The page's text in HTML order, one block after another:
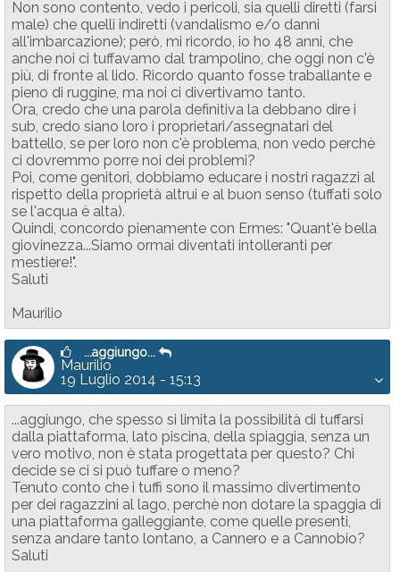
Non sono contento, vedo i pericoli, sia quelli diretti (farsi
male) che quelli indiretti (vandalismo e/o danni
all'imbarcazione); però, mi ricordo, io ho 48 anni, che
anche noi ci tuffavamo dal trampolino, che oggi non c'è
più, di fronte al lido. Ricordo quanto fosse traballante e
pieno di ruggine, ma noi ci divertivamo tanto.
Ora, credo che una parola definitiva la debbano dire i
sub, credo siano loro i proprietari/assegnatari del
battello, se per loro non c'è problema, non vedo perchè
ci dovremmo porre noi dei problemi?
Poi, come genitori, dobbiamo educare i nostri ragazzi al
rispetto della proprietà altrui e al buon senso (tuffati solo
se l'acqua è alta).
Quindi, concordo pienamente con Ermes: "Quant'è bella
giovinezza...Siamo ormai diventati intolleranti per
mestiere!".
Saluti
Maurilio
...aggiungo...
Maurilio
19 Luglio 2014 - 15:13
...aggiungo, che spesso si limita la possibilità di tuffarsi
dalla piattaforma, lato piscina, della spiaggia, senza un
vero motivo, non è stata progettata per questo? Chi
decide se ci si può tuffare o meno?
Tenuto conto che i tuffi sono il massimo divertimento
per dei ragazzini al lago, perchè non dotare la spaggia di
una piattaforma galleggiante, come quelle presenti,
senza andare tanto lontano, a Cannero e a Cannobio?
Saluti